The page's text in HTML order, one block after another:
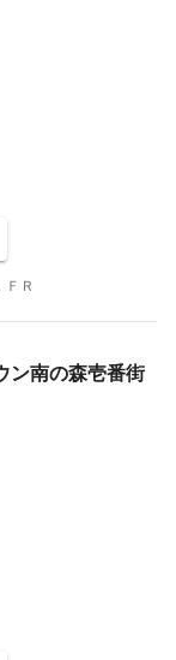
Ｒ
ン南の森壱番街